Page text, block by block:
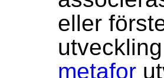
eller
metafor